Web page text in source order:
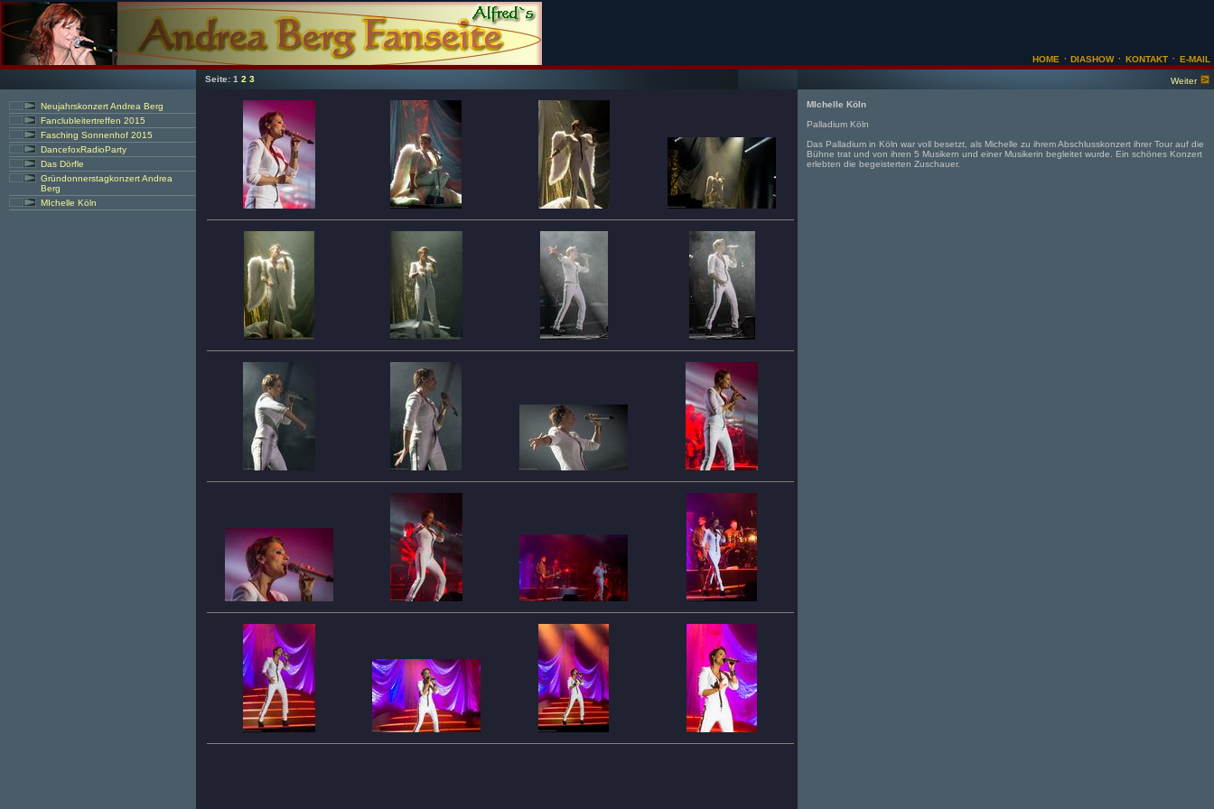
HOME · DIASHOW· KONTAKT · E-MAIL
Seite: 1 2 3 Weiter
Neujahrskonzert Andrea Berg
Fanclubleitertreffen 2015
Fasching Sonnenhof 2015
DancefoxRadioParty
Das Dörfle
Gründonnerstagkonzert Andrea
Berg
MIchelle Köln
MIchelle Köln
Palladium Köln
Das Palladium in Köln war voll besetzt, als Michelle zu ihrem Abschlusskonzert ihrer Tour auf die
Bühne trat und von ihren 5 Musikern und einer Musikerin begleitet wurde. Ein schönes Konzert
erlebten die begeisterten Zuschauer.